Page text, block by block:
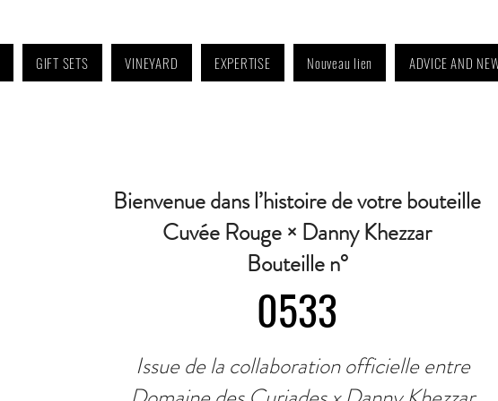
GIFT SETS VINEYARD EXPERTISE Nouveau lien ADVICE AND
Bienvenue dans l’histoire de votre bouteille
Cuvée Rouge × Danny Khezzar
Bouteille n°
0533
Issue de la collaboration officielle entre